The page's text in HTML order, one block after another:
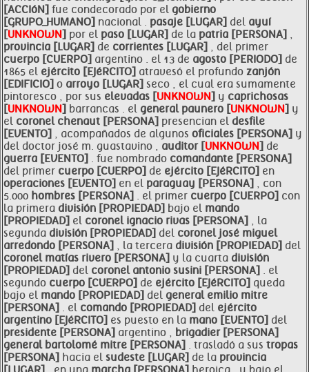
[ACCIóN] fue condecorado por el gobierno
[GRUPO_HUMANO] nacional . pasaje [LUGAR] del ayuí
[UNKNOWN] por el paso [LUGAR] de la patria [PERSONA] ,
provincia [LUGAR] de corrientes [LUGAR] , del primer
cuerpo [CUERPO] argentino . el 13 de agosto [PERIODO] de
1865 el ejército [EJéRCITO] atravesó el profundo zanjón
[EDIFICIO] o arroyo [LUGAR] seco , el cual era sumamente
pintoresco , por sus elevadas [UNKNOWN] y caprichosas
[UNKNOWN] barrancas . el general paunero [UNKNOWN] y
el coronel chenaut [PERSONA] presencian el desfile
[EVENTO] , acompañados de algunos oficiales [PERSONA] y
del doctor josé m. guastavino , auditor [UNKNOWN] de
guerra [EVENTO] . fue nombrado comandante [PERSONA]
del primer cuerpo [CUERPO] de ejército [EJéRCITO] en
operaciones [EVENTO] en el paraguay [PERSONA] , con
5.000 hombres [PERSONA] . el primer cuerpo [CUERPO] con
la primera división [PROPIEDAD] bajo el mando
[PROPIEDAD] el coronel ignacio rivas [PERSONA] , la
segunda división [PROPIEDAD] del coronel josé miguel
arredondo [PERSONA] , la tercera división [PROPIEDAD] del
coronel matías rivero [PERSONA] y la cuarta división
[PROPIEDAD] del coronel antonio susini [PERSONA] . el
segundo cuerpo [CUERPO] de ejército [EJéRCITO] queda
bajo el mando [PROPIEDAD] del general emilio mitre
[PERSONA] . el comando [PROPIEDAD] del ejército
argentino [EJéRCITO] es puesto en la mano [EVENTO] del
presidente [PERSONA] argentino , brigadier [PERSONA]
general bartolomé mitre [PERSONA] . trasladó a sus tropas
[PERSONA] hacia el sudeste [LUGAR] de la provincia